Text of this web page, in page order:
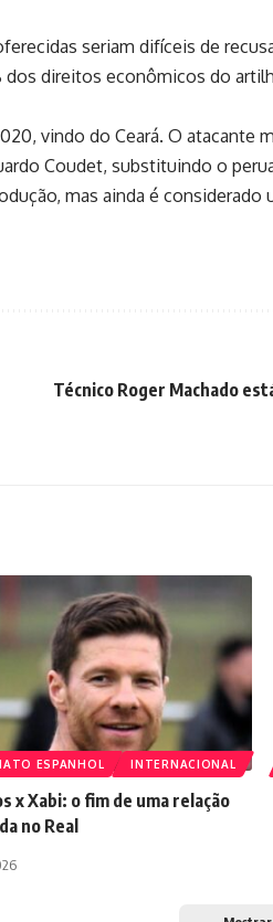
seriam difíceis de
direitos econômicos do
vindo do Ceará. O atacante
Coudet, substituindo o
mas ainda é considerado
Técnico Roger Machado
ESPANHOL INTERNACIONAL
x Xabi: o fim de uma relação
no Real